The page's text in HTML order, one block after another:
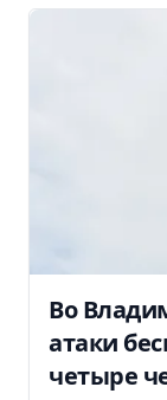
Во
атаки
четыре